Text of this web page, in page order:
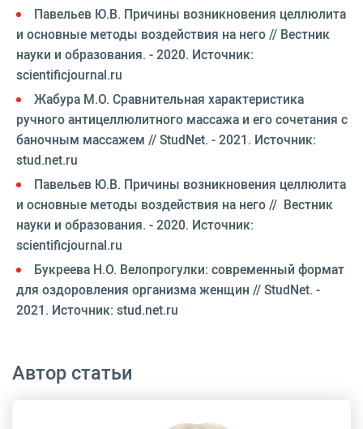
Павельев Ю.В. Причины возникновения целлюлита
и основные методы воздействия на него // Вестник
науки и образования. - 2020. Источник:
scientificjournal.ru
Жабура М.О. Сравнительная характеристика
ручного антицеллюлитного массажа и его сочетания с
баночным массажем // StudNet. - 2021. Источник:
stud.net.ru
Павельев Ю.В. Причины возникновения целлюлита
и основные методы воздействия на него // Вестник
науки и образования. - 2020. Источник:
scientificjournal.ru
Букреева Н.О. Велопрогулки: современный формат
для оздоровления организма женщин // StudNet. -
2021. Источник: stud.net.ru
Автор статьи